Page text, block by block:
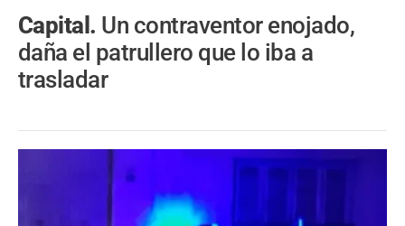
Capital. Un contraventor enojado,
daña el patrullero que lo iba a
trasladar